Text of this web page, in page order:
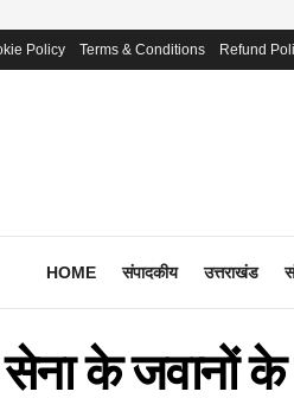
Policy Terms & Conditions Refund
HOME संपादकीय उत्तराखंड
के जवानों के